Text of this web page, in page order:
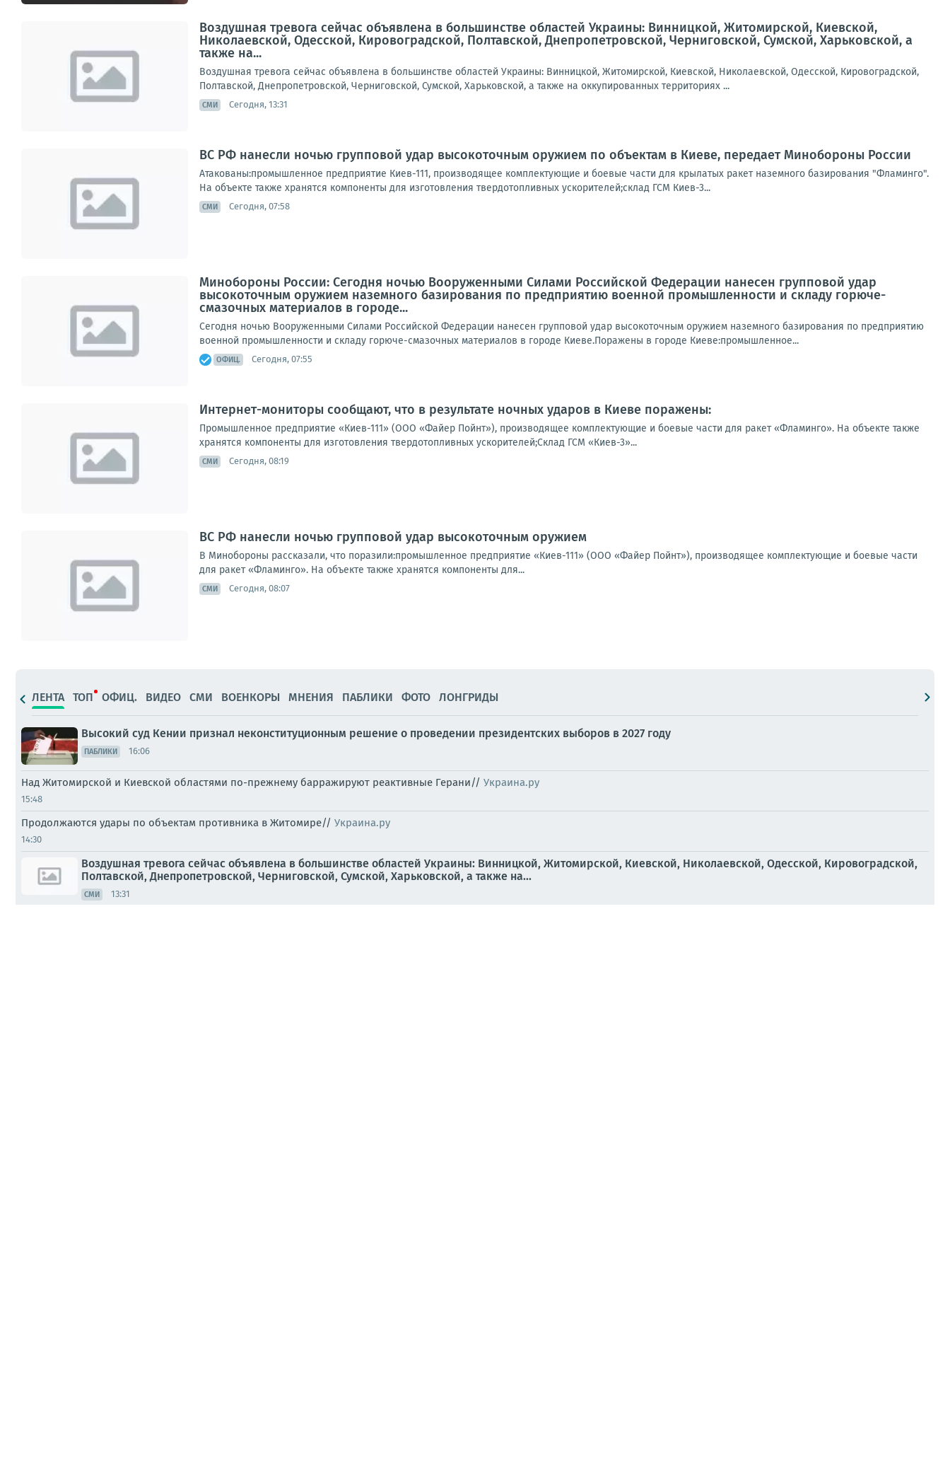
Воздушная тревога сейчас объявлена в большинстве областей Украины: Винницкой, Житомирской, Киевской,
Николаевской, Одесской, Кировоградской, Полтавской, Днепропетровской, Черниговской, Сумской, Харьковской, а
также на...
Воздушная тревога сейчас объявлена в большинстве областей Украины: Винницкой, Житомирской, Киевской, Николаевской, Одесской, Кировоградской,
Полтавской, Днепропетровской, Черниговской, Сумской, Харьковской, а также на оккупированных территориях ...
СМИ Сегодня, 13:31
ВС РФ нанесли ночью групповой удар высокоточным оружием по объектам в Киеве, передает Минобороны России
Атакованы:промышленное предприятие Киев-111, производящее комплектующие и боевые части для крылатых ракет наземного базирования "Фламинго".
На объекте также хранятся компоненты для изготовления твердотопливных ускорителей;склад ГСМ Киев-3...
СМИ Сегодня, 07:58
Минобороны России: Сегодня ночью Вооруженными Силами Российской Федерации нанесен групповой удар
высокоточным оружием наземного базирования по предприятию военной промышленности и складу горюче-
смазочных материалов в городе...
Сегодня ночью Вооруженными Силами Российской Федерации нанесен групповой удар высокоточным оружием наземного базирования по предприятию
военной промышленности и складу горюче-смазочных материалов в городе Киеве.Поражены в городе Киеве:промышленное...
ОФИЦ. Сегодня, 07:55
Интернет-мониторы сообщают, что в результате ночных ударов в Киеве поражены:
Промышленное предприятие «Киев-111» (ООО «Файер Пойнт»), производящее комплектующие и боевые части для ракет «Фламинго». На объекте также
хранятся компоненты для изготовления твердотопливных ускорителей;Склад ГСМ «Киев-3»...
СМИ Сегодня, 08:19
ВС РФ нанесли ночью групповой удар высокоточным оружием
В Минобороны рассказали, что поразили:промышленное предприятие «Киев-111» (ООО «Файер Пойнт»), производящее комплектующие и боевые части
для ракет «Фламинго». На объекте также хранятся компоненты для...
СМИ Сегодня, 08:07
ЛЕНТА ТОП ОФИЦ. ВИДЕО СМИ ВОЕНКОРЫ МНЕНИЯ ПАБЛИКИ ФОТО ЛОНГРИДЫ
Высокий суд Кении признал неконституционным решение о проведении президентских выборов в 2027 году
ПАБЛИКИ 16:06
Над Житомирской и Киевской областями по-прежнему барражируют реактивные Герани// Украина.ру
15:48
Продолжаются удары по объектам противника в Житомире// Украина.ру
14:30
Воздушная тревога сейчас объявлена в большинстве областей Украины: Винницкой, Житомирской, Киевской, Николаевской, Одесской, Кировоградской,
Полтавской, Днепропетровской, Черниговской, Сумской, Харьковской, а также на...
СМИ 13:31